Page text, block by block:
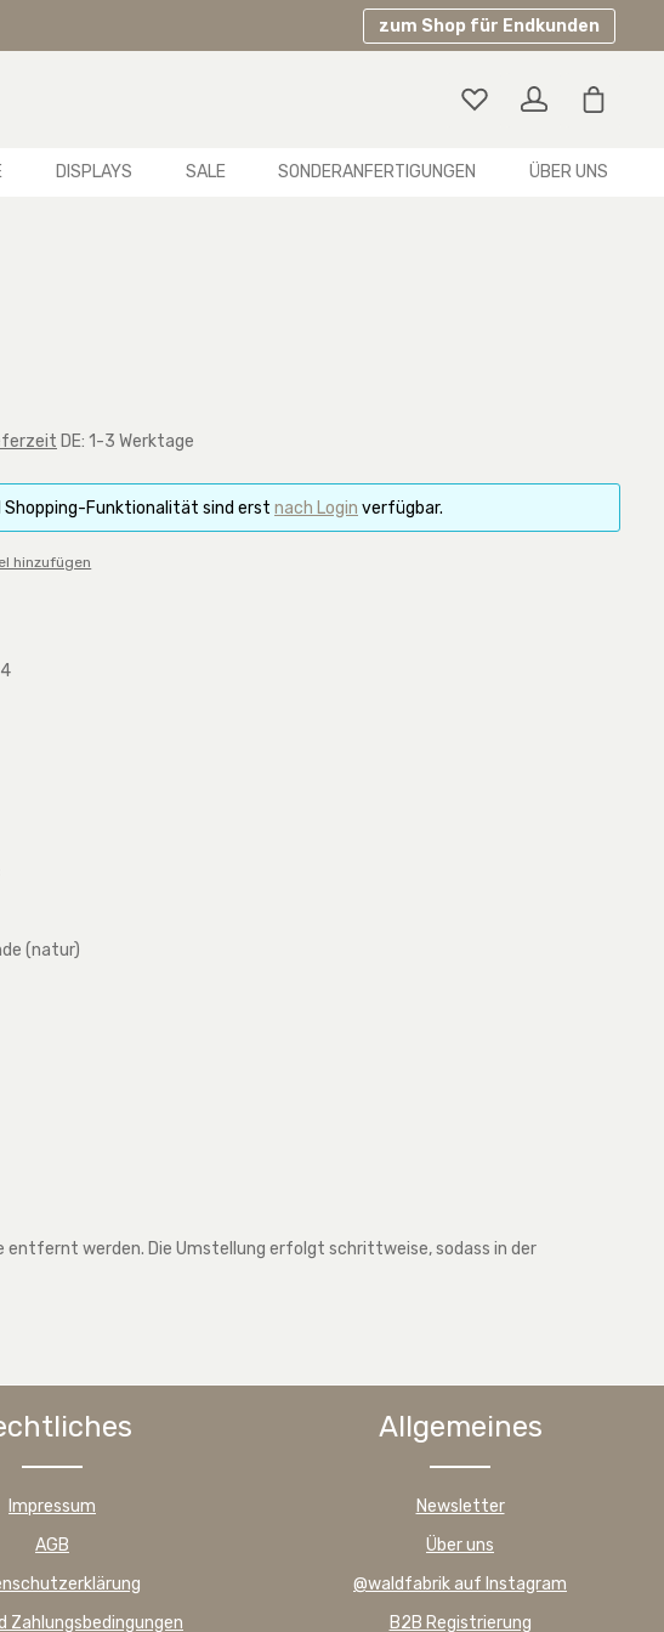
zum Shop für Endkunden
DISPLAYS SALE SONDERANFERTIGUNGEN ÜBER UNS
DE: 1-3 Werktage
Shopping-Funktionalität sind erst nach Login verfügbar.
hinzufügen
(natur)
entfernt werden. Die Umstellung erfolgt schrittweise, sodass in der
Impressum
AGB
Zahlungsbedingungen
Allgemeines
Newsletter
Über uns
@waldfabrik auf Instagram
B2B Registrierung